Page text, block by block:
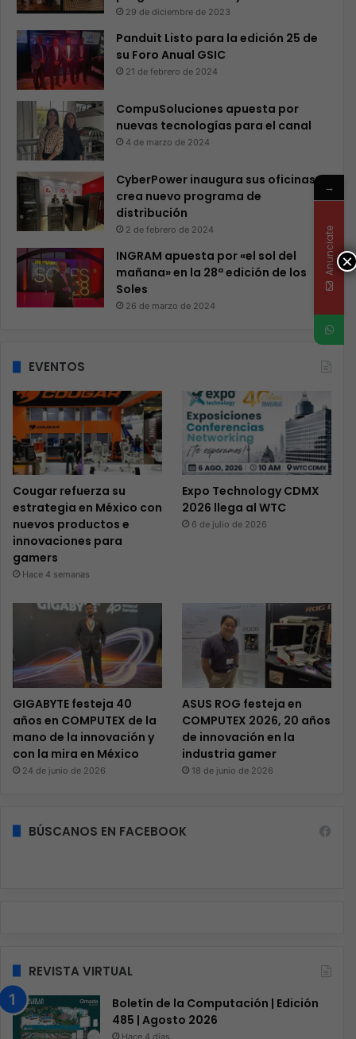
29 de diciembre de 2023
Panduit Listo para la edición 25 de
su Foro Anual GSIC
21 de febrero de 2024
CompuSoluciones apuesta por
nuevas tecnologías para el canal
4 de marzo de 2024
CyberPower inaugura sus oficinas y
crea nuevo programa de
distribución
2 de febrero de 2024
INGRAM apuesta por «el sol del
mañana» en la 28ª edición de los
Soles
26 de marzo de 2024
EVENTOS
Cougar refuerza su
estrategia en México con
nuevos productos e
innovaciones para
gamers
Hace 4 semanas
Expo Technology CDMX
2026 llega al WTC
6 de julio de 2026
GIGABYTE festeja 40
años en COMPUTEX de la
mano de la innovación y
con la mira en México
24 de junio de 2026
ASUS ROG festeja en
COMPUTEX 2026, 20 años
de innovación en la
industria gamer
18 de junio de 2026
BÚSCANOS EN FACEBOOK
REVISTA VIRTUAL
Boletín de la Computación | Edición
485 | Agosto 2026
Hace 4 días
×
→
Anunciate